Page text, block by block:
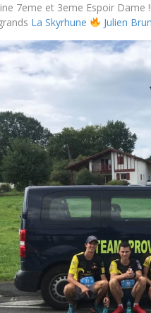
7eme et 3eme Espoir Dame !!
La Skyrhune Julien